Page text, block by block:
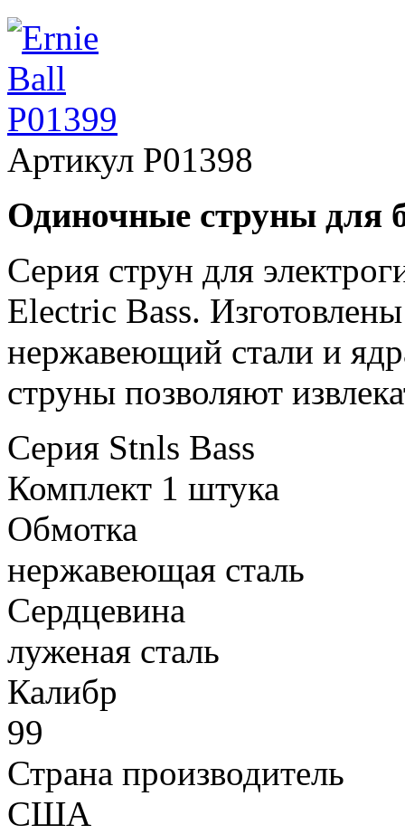
Артикул P01398
Одиночные струны для
Серия струн для
Electric Bass.
нержавеющий стали и
струны позволяют
Серия Stnls Bass
Комплект 1 штука
Обмотка
нержавеющая сталь
Сердцевина
луженая сталь
Калибр
99
Страна производитель
США